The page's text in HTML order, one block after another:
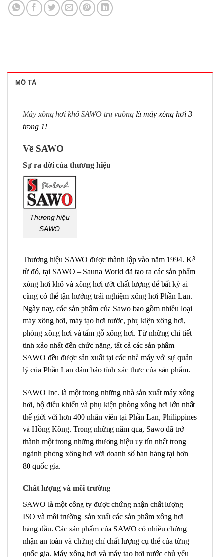
MÔ TẢ
Máy xông hơi khô SAWO trụ vuông là máy xông hơi 3
trong 1!
Về SAWO
Sự ra đời của thương hiệu
Thương hiệu
SAWO
Thương hiệu SAWO được thành lập vào năm 1994. Kể
từ đó, tại SAWO – Sauna World đã tạo ra các sản phẩm
xông hơi khô và xông hơi ướt chất lượng để bất kỳ ai
cũng có thể tận hưởng trải nghiệm xông hơi Phần Lan.
Ngày nay, các sản phẩm của Sawo bao gồm nhiều loại
máy xông hơi, máy tạo hơi nước, phụ kiện xông hơi,
phòng xông hơi và tấm gỗ xông hơi. Từ những chi tiết
tinh xảo nhất đến chức năng, tất cả các sản phẩm
SAWO đều được sản xuất tại các nhà máy với sự quản
lý của Phần Lan đảm bảo tính xác thực của sản phẩm.
SAWO Inc. là một trong những nhà sản xuất máy xông
hơi, bộ điều khiển và phụ kiện phòng xông hơi lớn nhất
thế giới với hơn 400 nhân viên tại Phần Lan, Philippines
và Hồng Kông. Trong những năm qua, Sawo đã trở
thành một trong những thương hiệu uy tín nhất trong
ngành phòng xông hơi với doanh số bán hàng tại hơn
80 quốc gia.
Chất lượng và môi trường
SAWO là một công ty được chứng nhận chất lượng
ISO và môi trường, sản xuất các sản phẩm xông hơi
hàng đầu. Các sản phẩm của SAWO có nhiều chứng
nhận an toàn và chứng chỉ chất lượng cụ thể của từng
quốc gia. Máy xông hơi và máy tạo hơi nước chủ yếu